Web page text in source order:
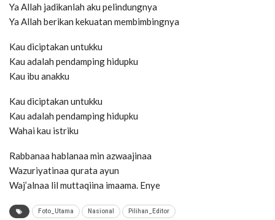
Ya Allah jadikanlah aku pelindungnya
Ya Allah berikan kekuatan membimbingnya
Kau diciptakan untukku
Kau adalah pendamping hidupku
Kau ibu anakku
Kau diciptakan untukku
Kau adalah pendamping hidupku
Wahai kau istriku
Rabbanaa hablanaa min azwaajinaa
Wazuriyatinaa qurata ayun
Waj’alnaa lil muttaqiina imaama. Enye
Foto_Utama Nasional Pilihan_Editor